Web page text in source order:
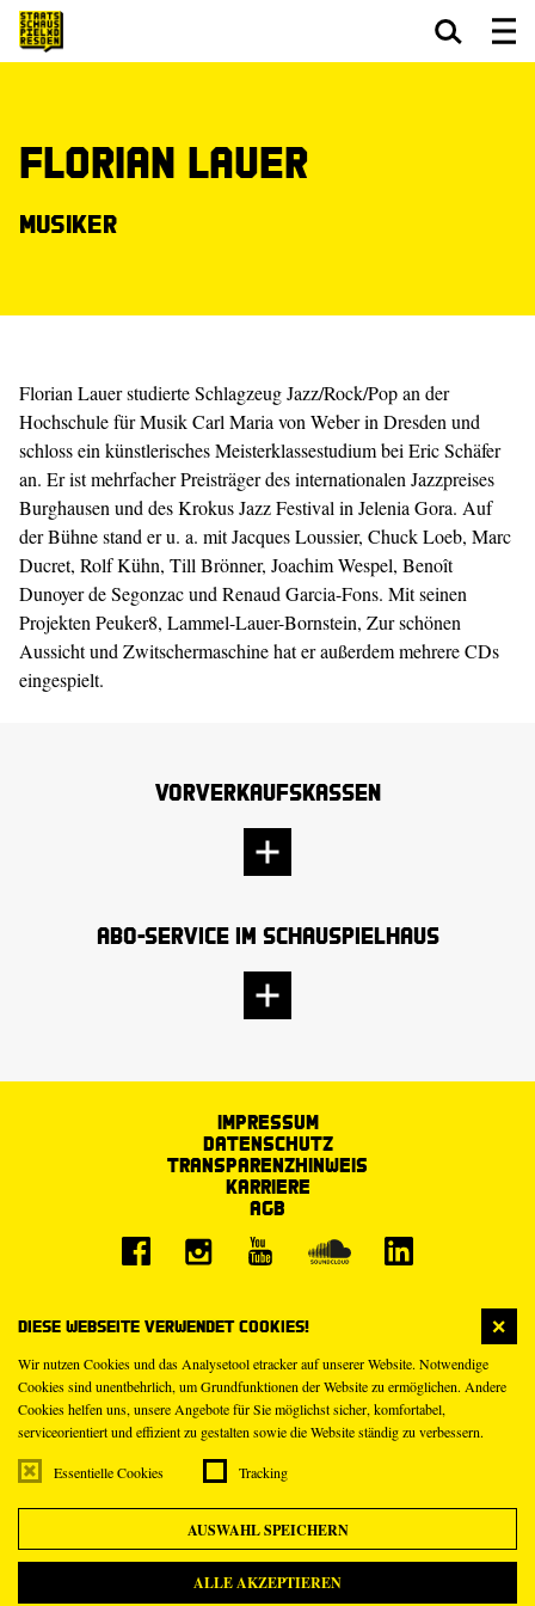
Diese Webseite verwendet Cookies!
Wir nutzen Cookies und das Analysetool etracker auf unserer Website. Notwendige
Cookies sind unentbehrlich, um Grundfunktionen der Website zu ermöglichen. Andere
Cookies helfen uns, unsere Angebote für Sie möglichst sicher, komfortabel,
serviceorientiert und effizient zu gestalten sowie die Website ständig zu verbessern.
Essentielle Cookies Tracking
AUSWAHL SPEICHERN
ALLE AKZEPTIEREN
Florian Lauer
Musiker
Florian Lauer studierte Schlagzeug Jazz/Rock/Pop an der
Hochschule für Musik Carl Maria von Weber in Dresden und
schloss ein künstlerisches Meisterklassestudium bei Eric Schäfer
an. Er ist mehrfacher Preisträger des internationalen Jazzpreises
Burghausen und des Krokus Jazz Festival in Jelenia Gora. Auf
der Bühne stand er u. a. mit Jacques Loussier, Chuck Loeb, Marc
Ducret, Rolf Kühn, Till Brönner, Joachim Wespel, Benoît
Dunoyer de Segonzac und Renaud Garcia-Fons. Mit seinen
Projekten Peuker8, Lammel-Lauer-Bornstein, Zur schönen
Aussicht und Zwitschermaschine hat er außerdem mehrere CDs
eingespielt.
Vorverkaufskassen
Abo-Service im Schauspielhaus
Impressum
Datenschutz
Transparenzhinweis
Karriere
AGB